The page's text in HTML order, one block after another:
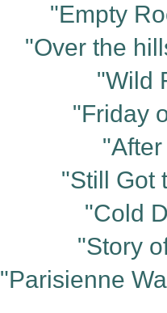
"Empty
"Over the
"Wild
"Friday
"Still Got
"Cold
"Story
"Parisienne